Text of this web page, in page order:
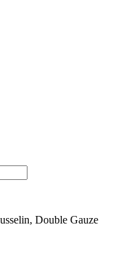
Double Gauze